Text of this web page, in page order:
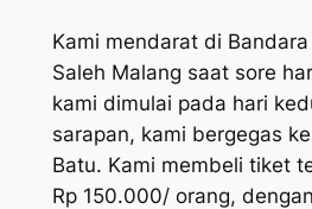
Kami mendarat di
Saleh Malang saat sore
kami dimulai pada hari
sarapan, kami bergegas
Batu. Kami membeli tiket
Rp 150.000/ orang,